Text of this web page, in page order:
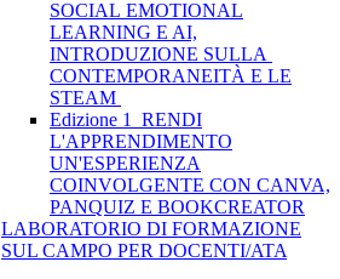
SOCIAL EMOTIONAL
LEARNING E AI,
INTRODUZIONE SULLA
CONTEMPORANEITÀ E LE
STEAM
Edizione 1_RENDI
L'APPRENDIMENTO
UN'ESPERIENZA
COINVOLGENTE CON CANVA,
PANQUIZ E BOOKCREATOR
LABORATORIO DI FORMAZIONE
SUL CAMPO PER DOCENTI/ATA